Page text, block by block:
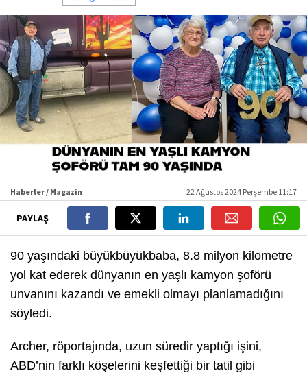
Haberler / Magazin 22 Ağustos 2024 Perşembe 11:17
PAYLAŞ
90 yaşındaki büyükbüyükbaba, 8.8 milyon kilometre
yol kat ederek dünyanın en yaşlı kamyon şoförü
unvanını kazandı ve emekli olmayı planlamadığını
söyledi.
Archer, röportajında, uzun süredir yaptığı işini,
ABD’nin farklı köşelerini keşfettiği bir tatil gibi